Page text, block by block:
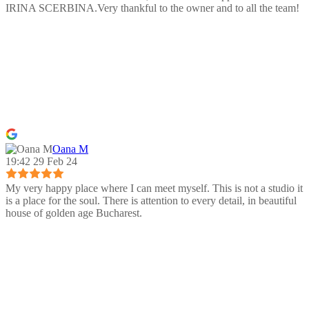
IRINA SCERBINA.Very thankful to the owner and to all the team!
Oana M
19:42 29 Feb 24
My very happy place where I can meet myself. This is not a studio it
is a place for the soul. There is attention to every detail, in beautiful
house of golden age Bucharest.